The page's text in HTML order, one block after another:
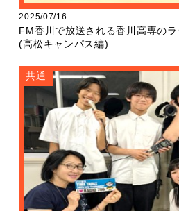
2025/07/16
FM香川で放送される香川高専の
(高松キャンパス編)
共通